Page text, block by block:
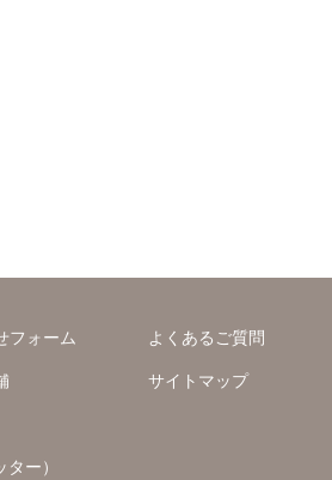
フォーム よくあるご質問
サイトマップ
ー）